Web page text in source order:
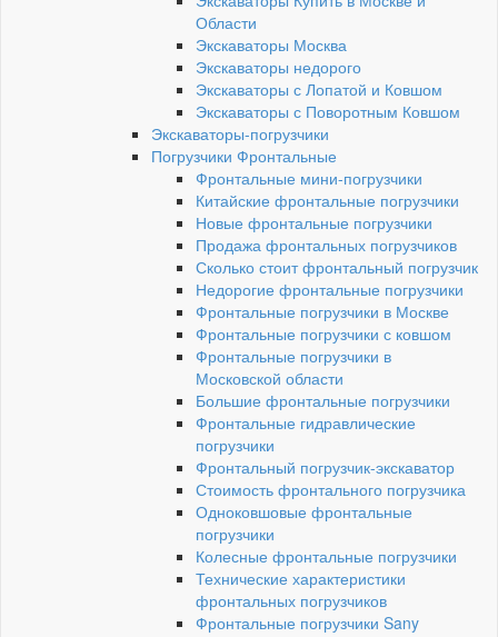
Области
Экскаваторы Москва
Экскаваторы недорого
Экскаваторы с Лопатой и Ковшом
Экскаваторы с Поворотным Ковшом
Экскаваторы-погрузчики
Погрузчики Фронтальные
Фронтальные мини-погрузчики
Китайские фронтальные погрузчики
Новые фронтальные погрузчики
Продажа фронтальных погрузчиков
Сколько стоит фронтальный погрузчик
Недорогие фронтальные погрузчики
Фронтальные погрузчики в Москве
Фронтальные погрузчики с ковшом
Фронтальные погрузчики в
Московской области
Большие фронтальные погрузчики
Фронтальные гидравлические
погрузчики
Фронтальный погрузчик-экскаватор
Стоимость фронтального погрузчика
Одноковшовые фронтальные
погрузчики
Колесные фронтальные погрузчики
Технические характеристики
фронтальных погрузчиков
Фронтальные погрузчики Sany